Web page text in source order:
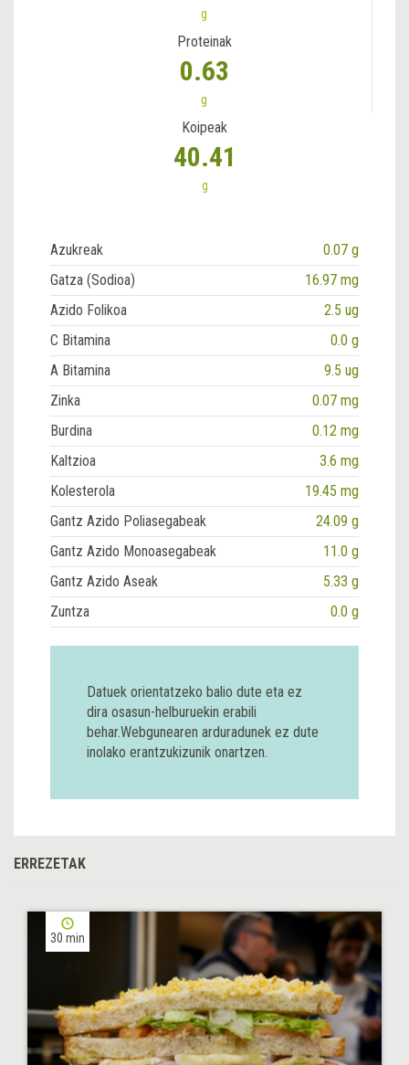
g
Proteinak
0.63
g
Koipeak
40.41
g
Azukreak
0.07 g
Gatza (Sodioa)
16.97 mg
Azido Folikoa
2.5 ug
C Bitamina
0.0 g
A Bitamina
9.5 ug
Zinka
0.07 mg
Burdina
0.12 mg
Kaltzioa
3.6 mg
Kolesterola
19.45 mg
Gantz Azido Poliasegabeak
24.09 g
Gantz Azido Monoasegabeak
11.0 g
Gantz Azido Aseak
5.33 g
Zuntza
0.0 g
Datuek orientatzeko balio dute eta ez
dira osasun-helburuekin erabili
behar.Webgunearen arduradunek ez dute
inolako erantzukizunik onartzen.
ERREZETAK
30 min